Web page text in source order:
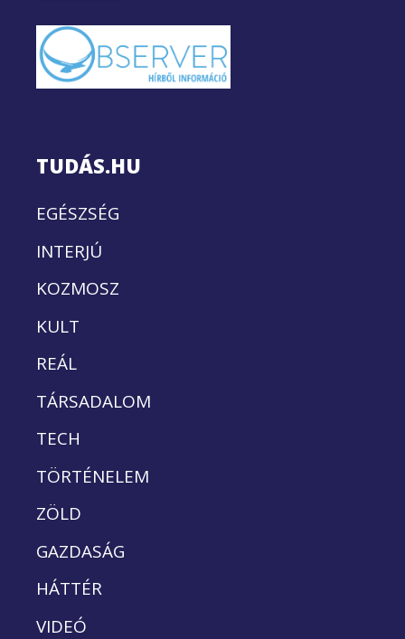
TUDÁS.HU
EGÉSZSÉG
INTERJÚ
KOZMOSZ
KULT
REÁL
TÁRSADALOM
TECH
TÖRTÉNELEM
ZÖLD
GAZDASÁG
HÁTTÉR
VIDEÓ